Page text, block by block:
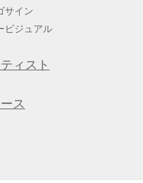
サイン
ビジュアル
ィスト
ス